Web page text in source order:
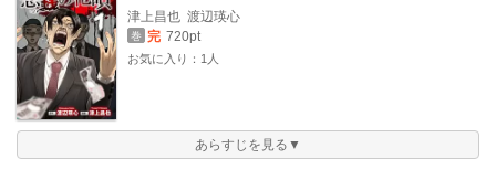
津上昌也 渡辺瑛心
巻 完 720pt
お気に入り：1人
あらすじを見る▼